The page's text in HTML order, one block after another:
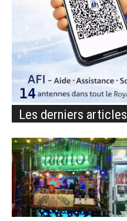
Les derniers articles